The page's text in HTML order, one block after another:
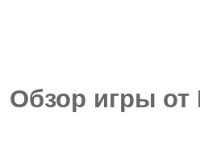
Обзор игры от